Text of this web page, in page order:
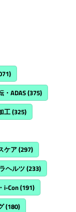
・ADAS(375)
工(325)
ケア(297)
ヘルツ(233)
i-Con(191)
(180)